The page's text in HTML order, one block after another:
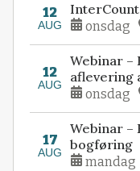
12
AUG onsdag
12
AUG
Webinar –
aflevering
onsdag
17
AUG
Webinar –
bogføring
mandag